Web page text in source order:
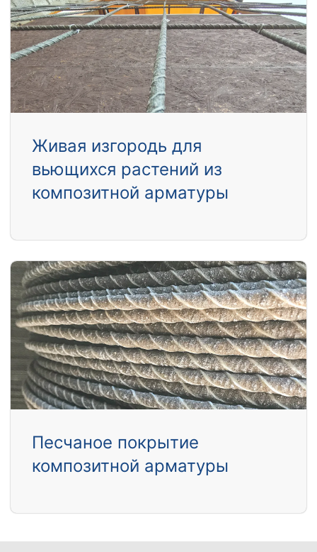
Живая изгородь для
вьющихся растений из
композитной арматуры
Песчаное покрытие
композитной арматуры